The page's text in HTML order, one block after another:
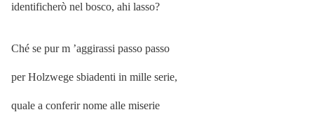
identificherò nel bosco, ahi lasso?
Ché se pur m ’aggirassi passo passo
per Holzwege sbiadenti in mille serie,
quale a conferir nome alle miserie